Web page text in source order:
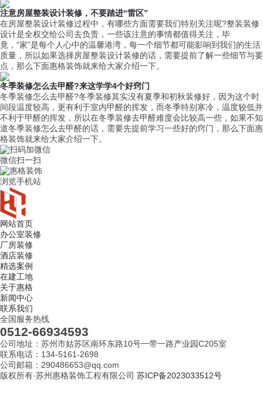
注意房屋整装设计装修，不要踏进“雷区”
在房屋整装设计装修过程中，有哪些方面需要我们特别关注呢?整装装修
设计是全权交给公司去负责，一些该注意的事情都值得关注，毕
竟，“家”是每个人心中的温馨港湾，每一个细节都可能影响到我们的生活
质量，所以如果选择房屋整装设计装修的话，需要提前了解一些细节与要
点，那么下面惠格装饰就来给大家介绍一下。
冬季装修怎么去甲醛?来这学学4个好窍门
冬季装修怎么去甲醛?冬季装修其实没有夏季和初秋装修好，因为这个时
间段温度较高，更有利于室内甲醛的挥发，而冬季特别寒冷，温度较低并
不利于甲醛的挥发，所以在冬季装修去甲醛难度会比较高一些，如果不知
道冬季装修怎么去甲醛的话，需要先提前学习一些好的窍门，那么下面惠
格装饰就来给大家介绍一下。
微信扫一扫
浏览手机站
网站首页
办公室装修
厂房装修
酒店装修
精选案例
在建工地
关于惠格
新闻中心
联系我们
全国服务热线
0512-66934593
公司地址：苏州市姑苏区南环东路10号一带一路产业园C205室
联系电话：134-5161-2698
公司邮箱：290486653@qq.com
版权所有·苏州惠格装饰工程有限公司 苏ICP备2023033512号